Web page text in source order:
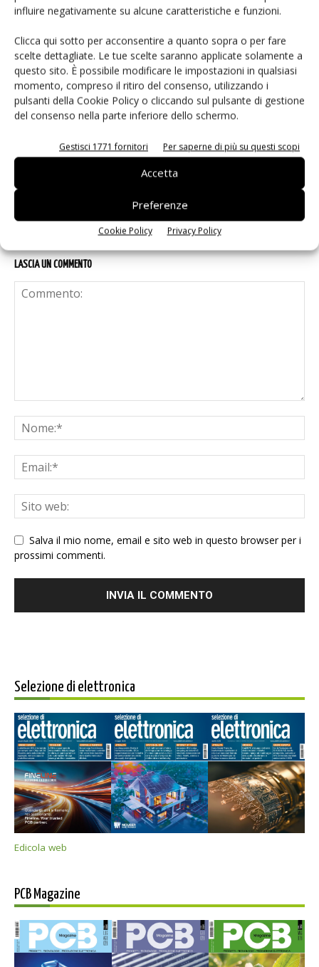
influire negativamente su alcune caratteristiche e funzioni.
Clicca qui sotto per acconsentire a quanto sopra o per fare
scelte dettagliate. Le tue scelte saranno applicate solamente a
questo sito. È possibile modificare le impostazioni in qualsiasi
momento, compreso il ritiro del consenso, utilizzando i
pulsanti della Cookie Policy o cliccando sul pulsante di gestione
del consenso nella parte inferiore dello schermo.
Gestisci 1771 fornitori Per saperne di più su questi scopi
Accetta
Preferenze
Cookie Policy Privacy Policy
eGaN per convertitori DC-DC: EPC
Microchip lancia il midspan PoE
industriale PD-9601GCI da 90W
Infineon e LS Electric alleate sulla
corrente continua per i data center AI
LASCIA UN COMMENTO
Salva il mio nome, email e sito web in questo browser per i
prossimi commenti.
Selezione di elettronica
Edicola web
PCB Magazine